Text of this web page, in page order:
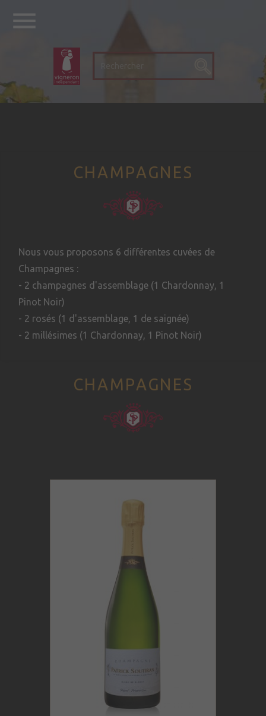

CHAMPAGNES
Nous vous proposons 6 différentes cuvées de
Champagnes :
- 2 champagnes d'assemblage (1 Chardonnay, 1
Pinot Noir)
- 2 rosés (1 d'assemblage, 1 de saignée)
- 2 millésimes (1 Chardonnay, 1 Pinot Noir)
CHAMPAGNES